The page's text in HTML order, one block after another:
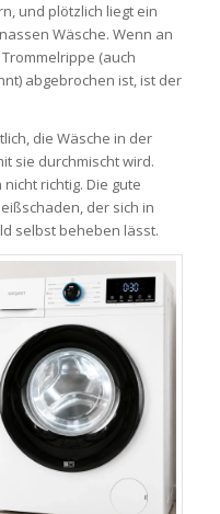
und plötzlich liegt ein
Wäsche. Wenn an
(auch
abgebrochen ist, ist der
die Wäsche in der
sie durchmischt wird.
richtig. Die gute
der sich in
selbst beheben lässt.